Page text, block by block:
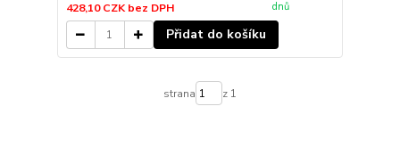
428,10 CZKbez DPH
dnů
Přidat do košíku
strana z 1